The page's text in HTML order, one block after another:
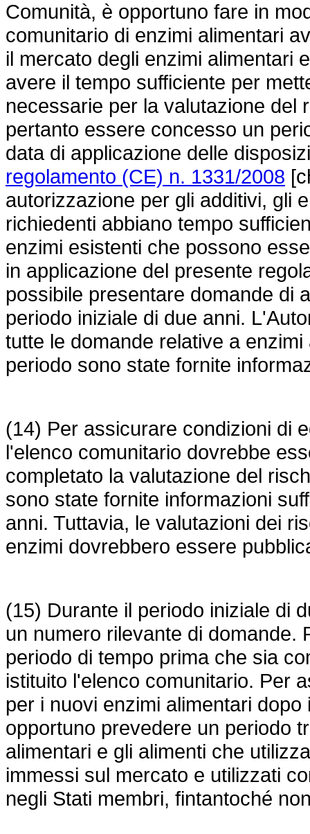
Comunità, è opportuno fare in
comunitario di enzimi alimentari
il mercato degli enzimi alimentari
avere il tempo sufficiente per
necessarie per la valutazione del
pertanto essere concesso un
data di applicazione delle
regolamento (CE) n. 1331/2008
autorizzazione per gli additivi, gli
richiedenti abbiano tempo
enzimi esistenti che possono
in applicazione del presente
possibile presentare domande di
periodo iniziale di due anni.
tutte le domande relative a
periodo sono state fornite
(14) Per assicurare condizioni di
l'elenco comunitario dovrebbe
completato la valutazione del
sono state fornite informazioni
anni. Tuttavia, le valutazioni dei
enzimi dovrebbero essere
(15) Durante il periodo iniziale di
un numero rilevante di domande.
periodo di tempo prima che sia
istituito l'elenco comunitario. Per
per i nuovi enzimi alimentari
opportuno prevedere un periodo
alimentari e gli alimenti che
immessi sul mercato e utilizzati
negli Stati membri, fintantoché